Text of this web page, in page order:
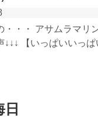
・・・ アサムラマリ
↓↓↓ 【いっぱいいっ